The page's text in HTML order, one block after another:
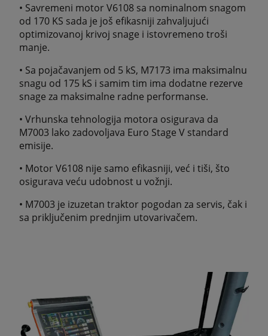
• Savremeni motor V6108 sa nominalnom snagom
od 170 KS sada je još efikasniji zahvaljujući
optimizovanoj krivoj snage i istovremeno troši
manje.
• Sa pojačavanjem od 5 kS, M7173 ima maksimalnu
snagu od 175 kS i samim tim ima dodatne rezerve
snage za maksimalne radne performanse.
• Vrhunska tehnologija motora osigurava da
M7003 lako zadovoljava Euro Stage V standard
emisije.
• Motor V6108 nije samo efikasniji, već i tiši, što
osigurava veću udobnost u vožnji.
• M7003 je izuzetan traktor pogodan za servis, čak i
sa priključenim prednjim utovarivačem.